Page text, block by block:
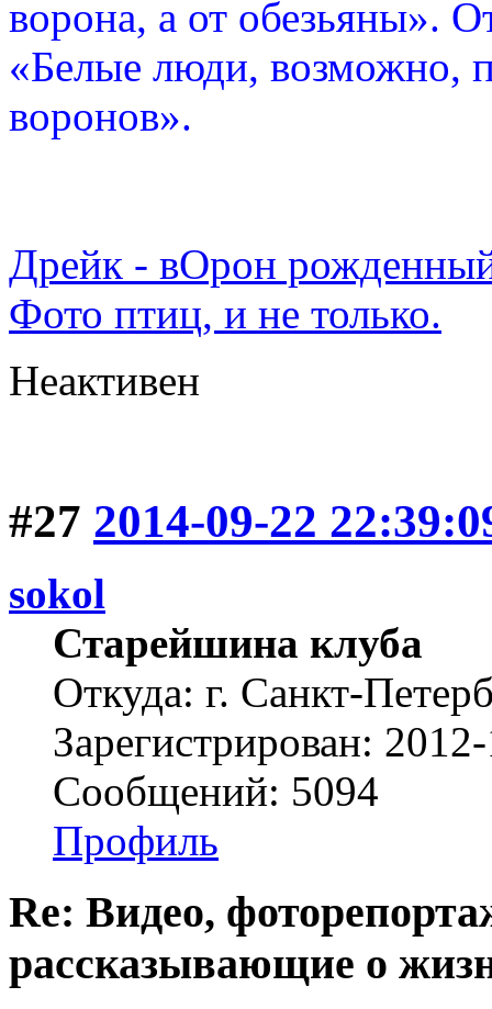
ворона, а от обезьяны».
«Белые люди, возможно,
воронов».
Дрейк - вОрон
Фото птиц, и не только.
Неактивен
#27 2014-09-22
sokol
Старейшина клуба
Откуда: г. Санкт-
Зарегистрирован:
Сообщений: 5094
Профиль
Re: Видео,
рассказывающие о